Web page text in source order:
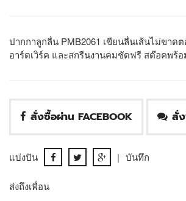
ปากกาลูกลื่น PMB2061 เขียนลื่นเส้นไม่ขาด
อาร์ตเวิร์ค และสกรีนงานคมชัดฟรี สต๊อคพร้อ
สั่งซื้อผ่าน FACEBOOK สั่
แบ่งปัน | บันทึก
ส่งถึงเพื่อน